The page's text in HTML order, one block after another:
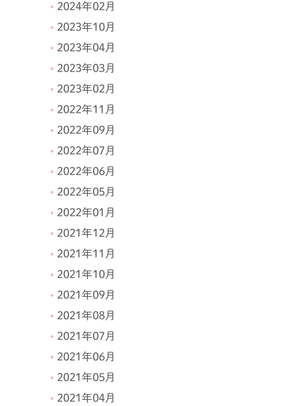
2024年02月
2023年10月
2023年04月
2023年03月
2023年02月
2022年11月
2022年09月
2022年07月
2022年06月
2022年05月
2022年01月
2021年12月
2021年11月
2021年10月
2021年09月
2021年08月
2021年07月
2021年06月
2021年05月
2021年04月